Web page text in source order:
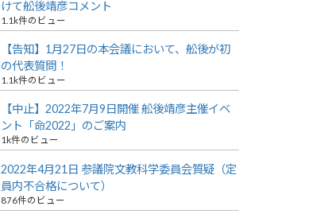
けて舩後靖彦コメント
1.1k件のビュー
【告知】1月27日の本会議において、舩後が初
の代表質問！
1.1k件のビュー
【中止】2022年7月9日開催 舩後靖彦主催イベ
ント「命2022」のご案内
1k件のビュー
2022年4月21日 参議院文教科学委員会質疑（定
員内不合格について）
876件のビュー